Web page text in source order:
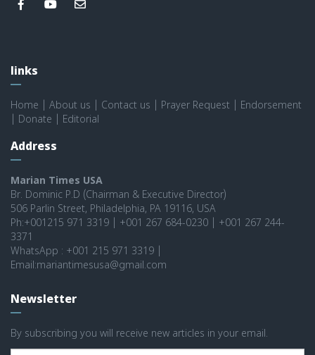
links
Home About us Contact us Prayer Request
Endorsement
Donate Editorial
Address
Marian Times USA
Br. Dominic P.D (Chairman & Executive Director)
506 Parlin Street, Philadelphia, PA 19116, USA
Ph:+001215 971 3319 | +001 267 684-0230 | +001 267 244-
3371
WhatsApp : +001 215 971 3319 |
Email:mariantimesusa@gmail.com
Newsletter
By subscribing you will receive new articles in your email.